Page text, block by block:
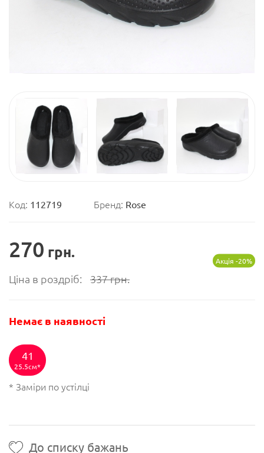
Код: 112719 Бренд: Rose
270 грн.
Ціна в роздріб: 337грн.
Акція -20%
Немає в наявності
41
25.5см
* Заміри по устілці
До списку бажань